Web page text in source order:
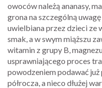
owoców należą ananasy,
grona na szczególną uwagę
uwielbiana przez dzieci ze
smak, a w swym miąższu
witamin z grupy B,
usprawniającego proces
powodzeniem podawać
półrocza, a nieco dłużej